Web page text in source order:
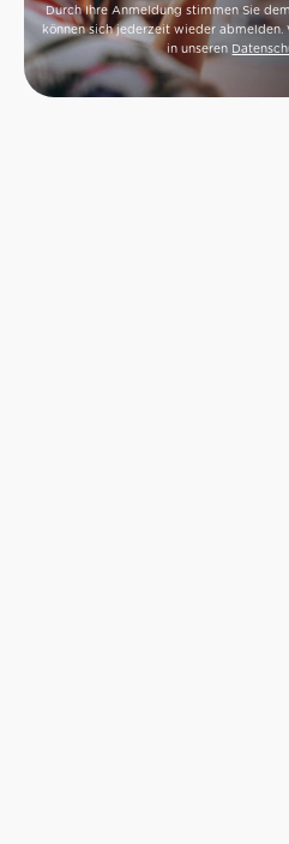
Durch Ihre Anmeldung stimmen Sie
können sich jederzeit wieder abmelden.
in unseren